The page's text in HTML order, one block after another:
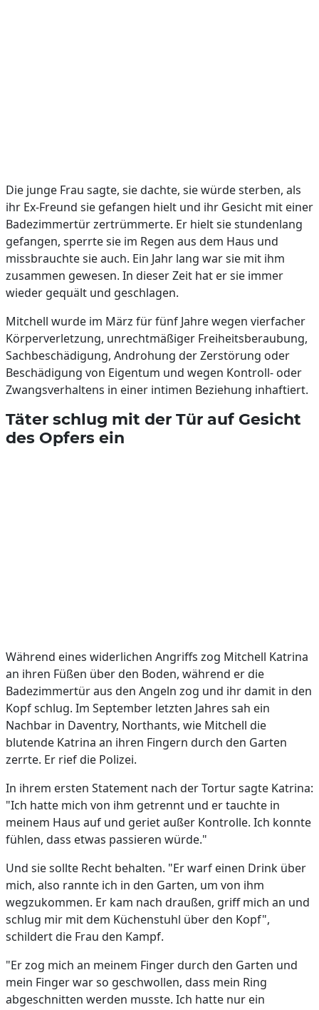
Die junge Frau sagte, sie dachte, sie würde sterben, als
ihr Ex-Freund sie gefangen hielt und ihr Gesicht mit einer
Badezimmertür zertrümmerte. Er hielt sie stundenlang
gefangen, sperrte sie im Regen aus dem Haus und
missbrauchte sie auch. Ein Jahr lang war sie mit ihm
zusammen gewesen. In dieser Zeit hat er sie immer
wieder gequält und geschlagen.
Mitchell wurde im März für fünf Jahre wegen vierfacher
Körperverletzung, unrechtmäßiger Freiheitsberaubung,
Sachbeschädigung, Androhung der Zerstörung oder
Beschädigung von Eigentum und wegen Kontroll- oder
Zwangsverhaltens in einer intimen Beziehung inhaftiert.
Täter schlug mit der Tür auf Gesicht
des Opfers ein
Während eines widerlichen Angriffs zog Mitchell Katrina
an ihren Füßen über den Boden, während er die
Badezimmertür aus den Angeln zog und ihr damit in den
Kopf schlug. Im September letzten Jahres sah ein
Nachbar in Daventry, Northants, wie Mitchell die
blutende Katrina an ihren Fingern durch den Garten
zerrte. Er rief die Polizei.
In ihrem ersten Statement nach der Tortur sagte Katrina:
"Ich hatte mich von ihm getrennt und er tauchte in
meinem Haus auf und geriet außer Kontrolle. Ich konnte
fühlen, dass etwas passieren würde."
Und sie sollte Recht behalten. "Er warf einen Drink über
mich, also rannte ich in den Garten, um von ihm
wegzukommen. Er kam nach draußen, griff mich an und
schlug mir mit dem Küchenstuhl über den Kopf",
schildert die Frau den Kampf.
"Er zog mich an meinem Finger durch den Garten und
mein Finger war so geschwollen, dass mein Ring
abgeschnitten werden musste. Ich hatte nur ein